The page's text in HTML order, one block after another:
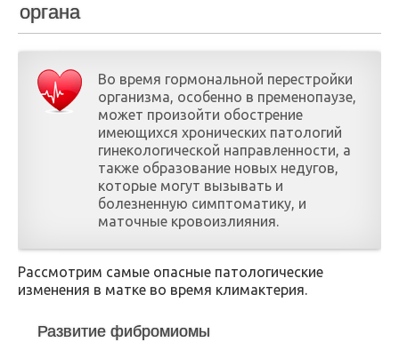
органа
Во время гормональной перестройки
организма, особенно в пременопаузе,
может произойти обострение
имеющихся хронических патологий
гинекологической направленности, а
также образование новых недугов,
которые могут вызывать и
болезненную симптоматику, и
маточные кровоизлияния.
Рассмотрим самые опасные патологические
изменения в матке во время климактерия.
Развитие фибромиомы